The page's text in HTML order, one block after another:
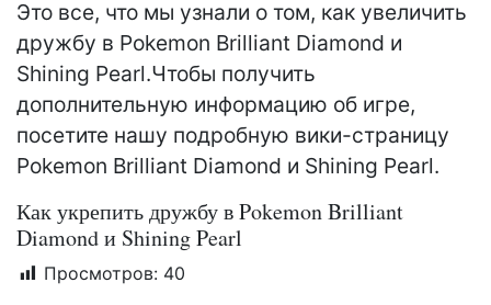
Это все, что мы узнали о том, как увеличить
дружбу в Pokemon Brilliant Diamond и
Shining Pearl.Чтобы получить
дополнительную информацию об игре,
посетите нашу подробную вики-страницу
Pokemon Brilliant Diamond и Shining Pearl.
Как укрепить дружбу в Pokemon Brilliant
Diamond и Shining Pearl
Просмотров: 40